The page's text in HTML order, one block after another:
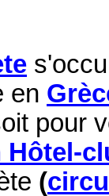
en
pour
Hôtel-
(